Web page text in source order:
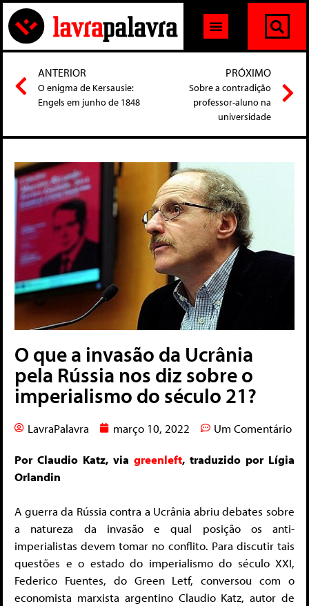
ANTERIOR
O enigma de Kersausie:
Engels em junho de 1848
PRÓXIMO
Sobre a contradição
professor-aluno na
universidade
O que a invasão da Ucrânia
pela Rússia nos diz sobre o
imperialismo do século 21?
LavraPalavra março 10, 2022 Um Comentário
Por Claudio Katz, via greenleft, traduzido por Lígia
Orlandin
A guerra da Rússia contra a Ucrânia abriu debates sobre
a natureza da invasão e qual posição os anti-
imperialistas devem tomar no conflito. Para discutir tais
questões e o estado do imperialismo do século XXI,
Federico Fuentes, do Green Letf, conversou com o
economista marxista argentino Claudio Katz, autor de